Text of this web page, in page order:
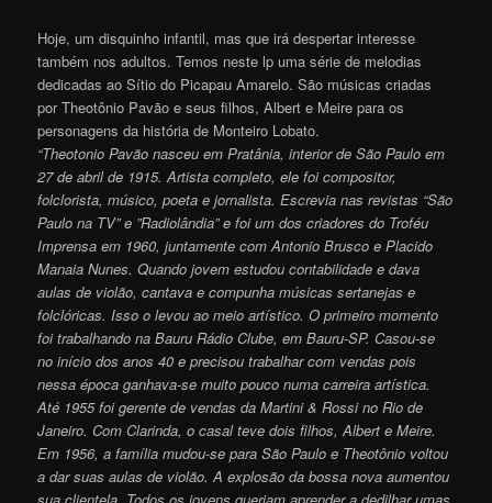
Hoje, um disquinho infantil, mas que irá despertar interesse
também nos adultos. Temos neste lp uma série de melodias
dedicadas ao Sítio do Picapau Amarelo. São músicas criadas
por Theotônio Pavão e seus filhos, Albert e Meire para os
personagens da história de Monteiro Lobato.
“Theotonio Pavão nasceu em Pratânia, interior de São Paulo em
27 de abril de 1915. Artista completo, ele foi compositor,
folclorista, músico, poeta e jornalista. Escrevia nas revistas “São
Paulo na TV” e ”Radiolândia” e foi um dos criadores do Troféu
Imprensa em 1960, juntamente com Antonio Brusco e Placido
Manaia Nunes. Quando jovem estudou contabilidade e dava
aulas de violão, cantava e compunha músicas sertanejas e
folclóricas. Isso o levou ao meio artístico. O primeiro momento
foi trabalhando na Bauru Rádio Clube, em Bauru-SP. Casou-se
no início dos anos 40 e precisou trabalhar com vendas pois
nessa época ganhava-se muito pouco numa carreira artística.
Até 1955 foi gerente de vendas da Martini & Rossi no Rio de
Janeiro. Com Clarinda, o casal teve dois filhos, Albert e Meire.
Em 1956, a família mudou-se para São Paulo e Theotônio voltou
a dar suas aulas de violão. A explosão da bossa nova aumentou